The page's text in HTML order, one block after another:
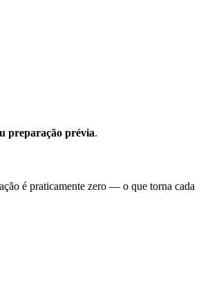
preparação prévia.
é praticamente zero — o que torna cada